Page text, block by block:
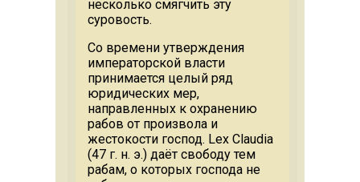
несколько смягчить эту
суровость.
Со времени утверждения
императорской власти
принимается целый ряд
юридических мер,
направленных к охранению
рабов от произвола и
жестокости господ. Lex Claudia
(47 г. н. э.) даёт свободу тем
рабам, о которых господа не